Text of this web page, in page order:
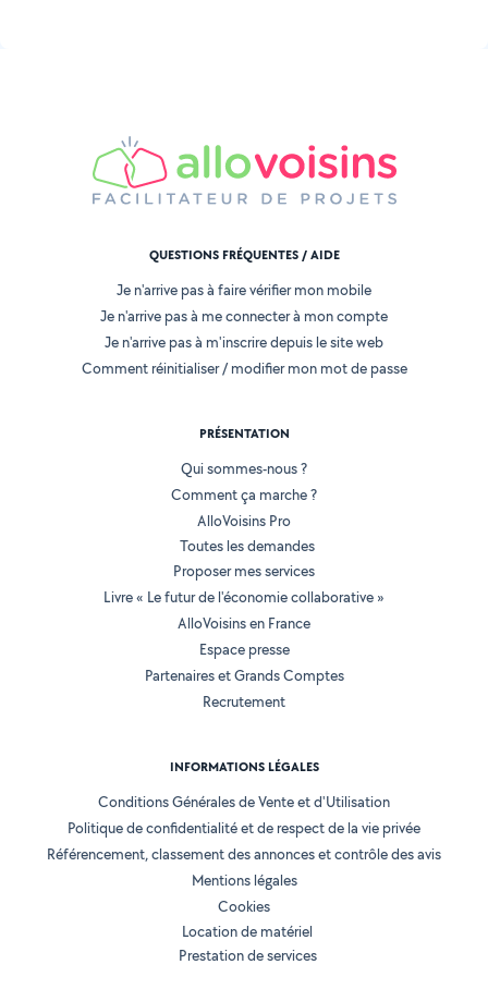
QUESTIONS FRÉQUENTES / AIDE
Je n'arrive pas à faire vérifier mon mobile
Je n'arrive pas à me connecter à mon compte
Je n'arrive pas à m'inscrire depuis le site web
Comment réinitialiser / modifier mon mot de passe
PRÉSENTATION
Qui sommes-nous ?
Comment ça marche ?
AlloVoisins Pro
Toutes les demandes
Proposer mes services
Livre « Le futur de l'économie collaborative »
AlloVoisins en France
Espace presse
Partenaires et Grands Comptes
Recrutement
INFORMATIONS LÉGALES
Conditions Générales de Vente et d'Utilisation
Politique de confidentialité et de respect de la vie privée
Référencement, classement des annonces et contrôle des avis
Mentions légales
Cookies
Location de matériel
Prestation de services